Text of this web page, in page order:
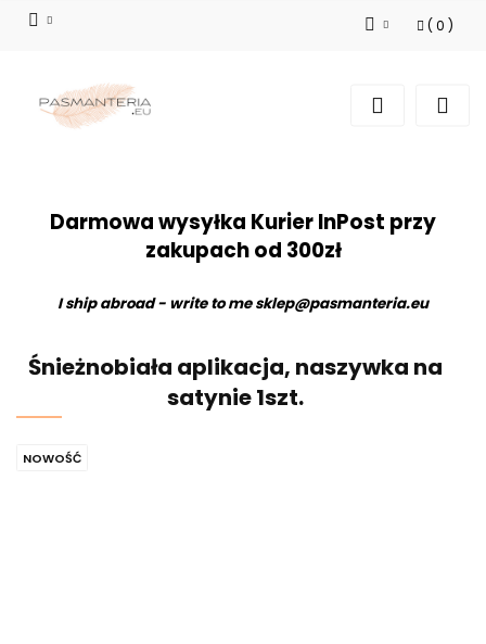
( 0 )
Darmowa wysyłka Kurier InPost przy
zakupach od 300zł
I ship abroad - write to mesklep@pasmanteria.eu
Śnieżnobiała aplikacja, naszywka na
satynie 1szt.
NOWOŚĆ